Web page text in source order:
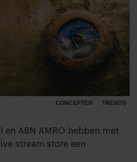
CONCEPTEN TRENDS
en ABN AMRO hebben met
stream store een